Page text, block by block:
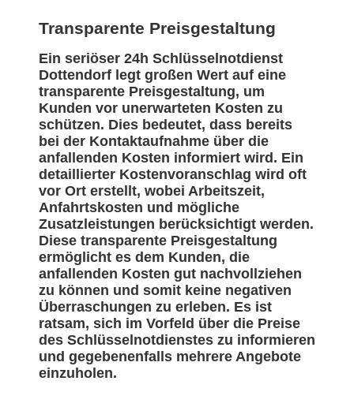
Transparente Preisgestaltung
Ein seriöser 24h Schlüsselnotdienst
Dottendorf legt großen Wert auf eine
transparente Preisgestaltung, um
Kunden vor unerwarteten Kosten zu
schützen. Dies bedeutet, dass bereits
bei der Kontaktaufnahme über die
anfallenden Kosten informiert wird. Ein
detaillierter Kostenvoranschlag wird oft
vor Ort erstellt, wobei Arbeitszeit,
Anfahrtskosten und mögliche
Zusatzleistungen berücksichtigt werden.
Diese transparente Preisgestaltung
ermöglicht es dem Kunden, die
anfallenden Kosten gut nachvollziehen
zu können und somit keine negativen
Überraschungen zu erleben. Es ist
ratsam, sich im Vorfeld über die Preise
des Schlüsselnotdienstes zu informieren
und gegebenenfalls mehrere Angebote
einzuholen.